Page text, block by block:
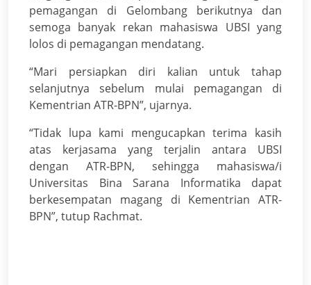
pemagangan di Gelombang berikutnya dan
semoga banyak rekan mahasiswa UBSI yang
lolos di pemagangan mendatang.
“Mari persiapkan diri kalian untuk tahap
selanjutnya sebelum mulai pemagangan di
Kementrian ATR-BPN”, ujarnya.
“Tidak lupa kami mengucapkan terima kasih
atas kerjasama yang terjalin antara UBSI
dengan ATR-BPN, sehingga mahasiswa/i
Universitas Bina Sarana Informatika dapat
berkesempatan magang di Kementrian ATR-
BPN”, tutup Rachmat.